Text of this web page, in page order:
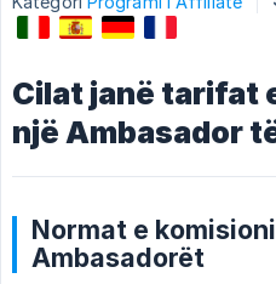
Cilat janë tarifat
një Ambasador
Normat e
Ambasadorët